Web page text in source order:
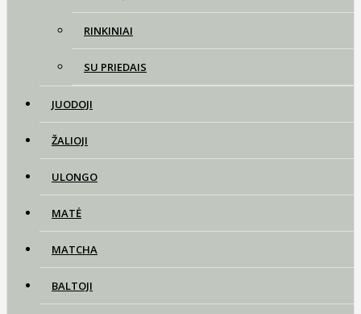
RINKINIAI
SU PRIEDAIS
JUODOJI
ŽALIOJI
ULONGO
MATĖ
MATCHA
BALTOJI